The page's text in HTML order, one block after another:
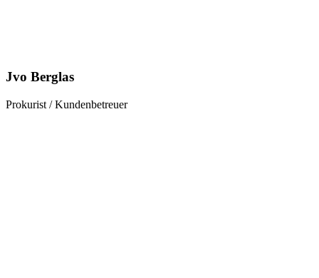
Jvo Berglas
Prokurist / Kundenbetreuer